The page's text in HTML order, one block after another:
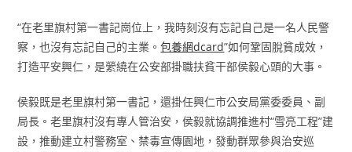
“在老里旗村第一書記崗位上，我時刻沒有忘記自己是一名人民警
察，也沒有忘記自己的主業。包養網dcard”如何鞏固脫貧成效，
打造平安興仁，是縈繞在公安部掛職扶貧干部侯毅心頭的大事。
侯毅既是老里旗村第一書記，還掛任興仁市公安局黨委委員、副
局長。老里旗村沒有專人管治安，侯毅就協調推進村“雪亮工程”建
設，推動建立村警務室、禁毒宣傳園地，發動群眾參與治安巡